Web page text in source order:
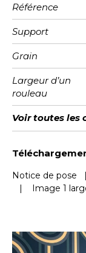
Référence
Support
Grain
Largeur d’un
rouleau
Longueur
Raccord
Rapport
Vertical
Poids g/m²
Performance
Accoustique
Entretien
Pose colle
Dépose
Norme COV
Norme
euroclass
Voir toutes les
Notice de pose
| Image 1